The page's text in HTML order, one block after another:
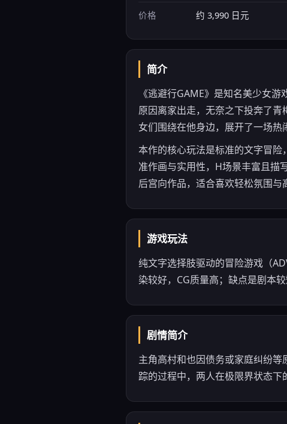
价格 约 3,990 日元
简介
《逃避行GAME》是知名美少女
原因离家出走，无奈之下投奔了
女们围绕在他身边，展开了一场热
本作的核心玩法是标准的文字冒
准作画与实用性，H场景丰富且描
后宫向作品，适合喜欢轻松氛围与
游戏玩法
纯文字选择肢驱动的冒险游戏（
染较好，CG质量高；缺点是剧本
剧情简介
主角高村和也因债务或家庭纠纷
踪的过程中，两人在极限界状态下